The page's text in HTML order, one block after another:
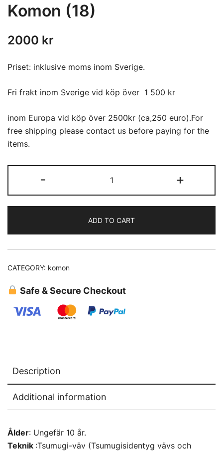
Komon (18)
2000 kr
Priset: inklusive moms inom Sverige.
Fri frakt inom Sverige vid köp över 1 500 kr
inom Europa vid köp över 2500kr (ca,250 euro).For
free shipping please contact us before paying for the
items.
-
(18)
quantity
+
ADD TO CART
CATEGORY: komon
Safe & Secure Checkout
Description
Additional information
Ålder: Ungefär 10 år.
Teknik :Tsumugi-väv (Tsumugisidentyg vävs och